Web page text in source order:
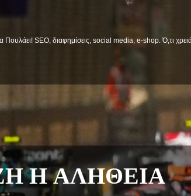
SEO, διαφημίσεις, social media, e-shop. Ό,τι